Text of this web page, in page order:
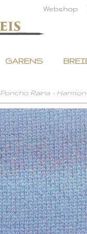
Webshop
GARENS
Poncho Raina -